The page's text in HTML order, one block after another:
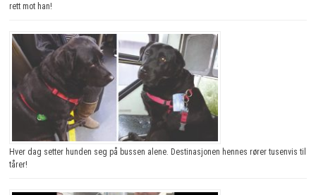
rett mot han!
Hver dag setter hunden seg på bussen alene. Destinasjonen hennes rører tusenvis til
tårer!